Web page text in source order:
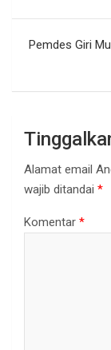
Pemdes Giri
Alamat email
wajib ditandai *
Komentar *